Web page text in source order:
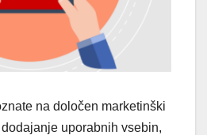
na določen marketinški
uporabnih vsebin,